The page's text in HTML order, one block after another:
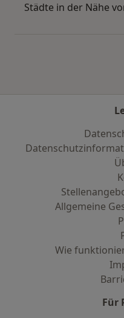
Städte in der Nähe
Allgemeine
Wie
Für